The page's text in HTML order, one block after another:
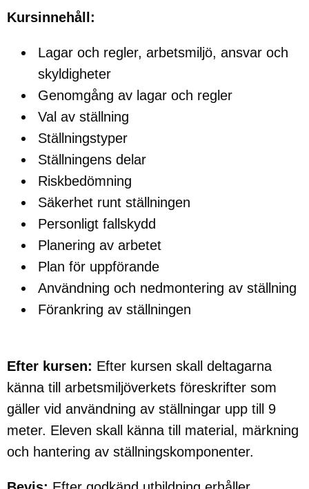
Kursinnehåll:
Lagar och regler, arbetsmiljö, ansvar och
skyldigheter
Genomgång av lagar och regler
Val av ställning
Ställningstyper
Ställningens delar
Riskbedömning
Säkerhet runt ställningen
Personligt fallskydd
Planering av arbetet
Plan för uppförande
Användning och nedmontering av ställning
Förankring av ställningen
Efter kursen: Efter kursen skall deltagarna
känna till arbetsmiljöverkets föreskrifter som
gäller vid användning av ställningar upp till 9
meter. Eleven skall känna till material, märkning
och hantering av ställningskomponenter.